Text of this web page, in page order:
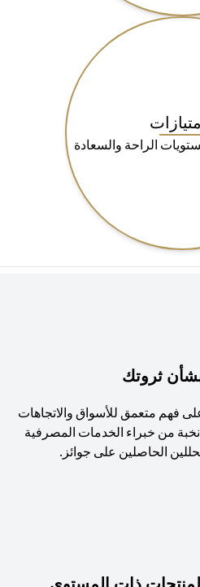
الراحة والسعادة
ثروتك
فهم متعمق للأسواق والاتجاهات
من خبراء الخدمات المصرفية
الحاصلين على جوائز.